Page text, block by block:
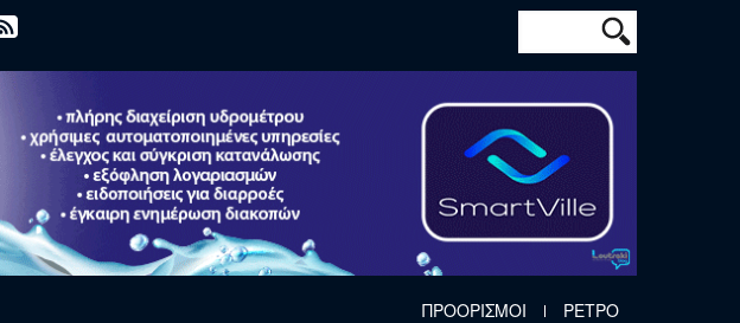
Φόρμα
Αναζήτηση
ΠΡΟΟΡΙΣΜΟΙ ΡΕΤΡΟ